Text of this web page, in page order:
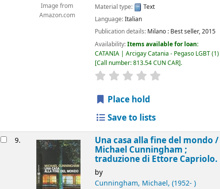
Image from
Amazon.com
Material type:
Text
Language:Italian
Publication details: Milano : Best seller,2015
Availability:Items available for loan:
CATANIA | Arcigay Catania - Pegaso LGBT(1)
Call number:813.54 CUN CAR .
star rating
Place hold
Save to lists
9. Una casa alla fine del mondo /
Michael Cunningham ;
traduzione di Ettore Capriolo.
by
Cunningham, Michael, (1952- )